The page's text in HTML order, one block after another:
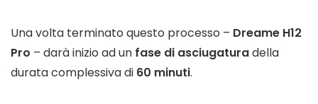
Una volta terminato questo processo – Dreame H12
Pro – darà inizio ad un fase di asciugaturadella
durata complessiva di 60 minuti.